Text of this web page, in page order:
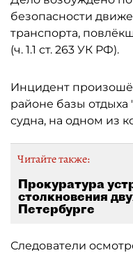
безопасности
транспорта,
(ч. 1.1 ст. 263 УК РФ).
Инцидент
районе базы отдыха
судна, на одном из
Читайте также:
Прокуратура
столкновения
Петербурге
Следователи